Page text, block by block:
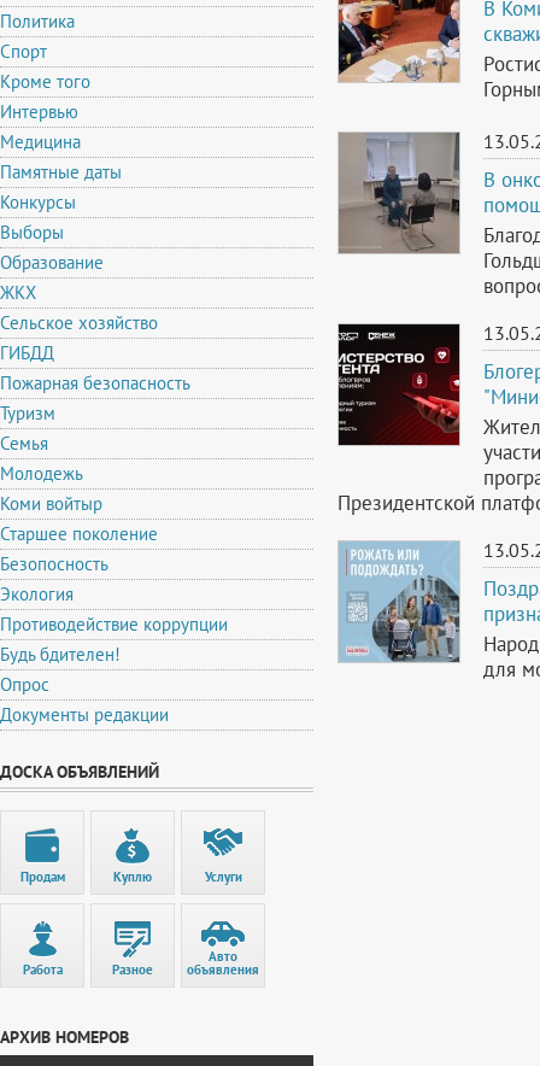
Политика
Спорт
Кроме того
Интервью
Медицина
Памятные даты
Конкурсы
Выборы
Образование
ЖКХ
Сельское хозяйство
ГИБДД
Пожарная безопасность
Туризм
Семья
Молодежь
Коми войтыр
Старшее поколение
Безопосность
Экология
Противодействие коррупции
Будь бдителен!
Опрос
Документы редакции
ДОСКА ОБЪЯВЛЕНИЙ
Продам Куплю Услуги
Работа Разное
Авто
объявления
АРХИВ НОМЕРОВ
В
В
Президентской
для